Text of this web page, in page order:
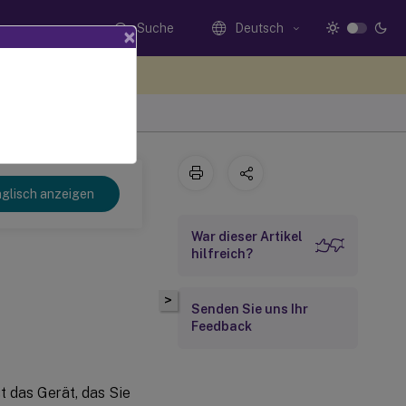
Suche Deutsch
anzeigen
das Gerät, das Sie
>
War dieser Artikel
hilfreich?
Senden Sie uns Ihr
Feedback
×